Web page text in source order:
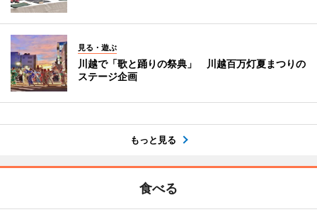
見る・遊ぶ
川越で「歌と踊りの祭典」 川越百万灯夏まつりの
ステージ企画
もっと見る
食べる